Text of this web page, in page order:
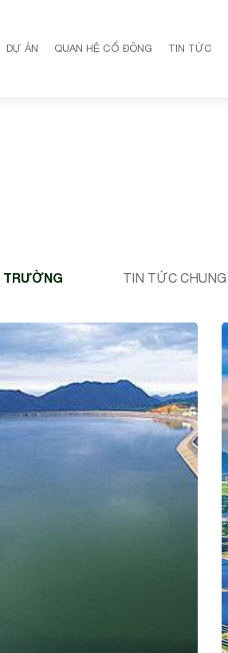
DỰ ÁN QUAN HỆ CỔ ĐÔNG TIN TỨC
TRƯỜNG TIN TỨC CHUNG